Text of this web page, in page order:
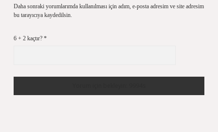
Daha sonraki yorumlarımda kullanılması için adım, e-posta adresim ve site adresim
bu tarayıcıya kaydedilsin.
6 + 2 kaçtır? *